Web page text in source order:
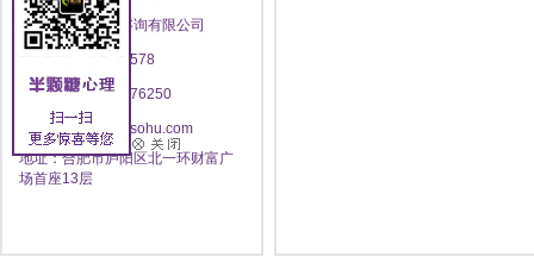
安徽半颗糖心理咨询有限公司
电话：400-696-8578
传真：0551--62876250
邮箱：yzlworld@sohu.com
地址：合肥市庐阳区北一环财富广
场首座13层